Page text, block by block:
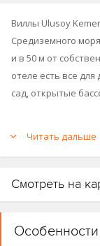
Виллы Ulusoy
Средиземного
и в 50 м от
отеле есть все для
сад, открытые
году.Читать дальше
Смотреть на